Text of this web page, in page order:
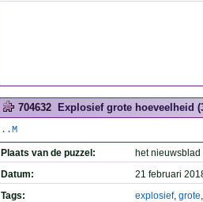
704632 Explosief grote hoeveelheid
..M
Plaats van de puzzel:
het nieuwsblad
Datum:
21 februari
Tags:
explosief, grote,